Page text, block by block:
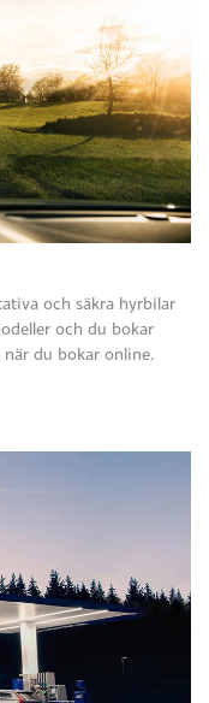
och säkra hyrbilar
och du bokar
du bokar online.